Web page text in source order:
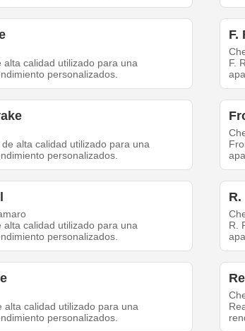
alta calidad utilizado para una
personalizados.
F.
F.
alta calidad utilizado para una
personalizados.
alta calidad utilizado para una
personalizados.
R.
R.
alta calidad utilizado para una
personalizados.